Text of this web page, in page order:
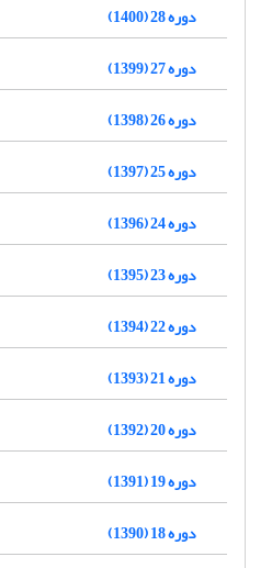
دوره 28 (1400)
دوره 27 (1399)
دوره 26 (1398)
دوره 25 (1397)
دوره 24 (1396)
دوره 23 (1395)
دوره 22 (1394)
دوره 21 (1393)
دوره 20 (1392)
دوره 19 (1391)
دوره 18 (1390)